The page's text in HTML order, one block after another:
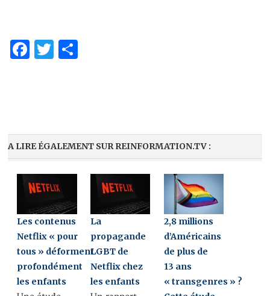
Facebook
Twitter
A LIRE ÉGALEMENT SUR REINFORMATION.TV :
Les contenus
Netflix « pour
tous » déforment
profondément
les enfants
La
propagande
LGBT de
Netflix chez
les enfants
2,8 millions
d’Américains
de plus de
13 ans
« transgenres » ?